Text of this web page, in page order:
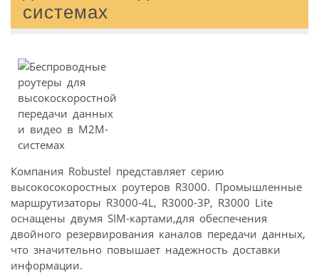
системах
Компания Robustel представляет серию
высокосокоростных роутеров R3000. Промышленные
маршрутизаторы R3000-4L, R3000-3P, R3000 Lite
оснащены двумя SIM-картами,для обеспечения
двойного резервирования каналов передачи данных,
что значительно повышает надежность доставки
информации.